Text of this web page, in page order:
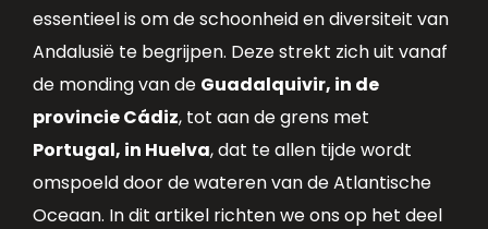
essentieel is om de schoonheid en diversiteit van
Andalusië te begrijpen. Deze strekt zich uit vanaf
de monding van de Guadalquivir, in de
provincie Cádiz, tot aan de grens met
Portugal, in Huelva, dat te allen tijde wordt
omspoeld door de wateren van de Atlantische
Oceaan. In dit artikel richten we ons op het deel